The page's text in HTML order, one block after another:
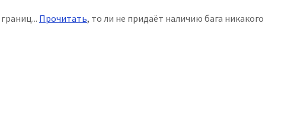
Прочитать, то ли не придаёт наличию бага никакого